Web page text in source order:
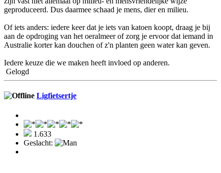
geproduceerd. Dus daarmee schaad je mens, dier en milieu.
Of iets anders: iedere keer dat je iets van katoen koopt, draag je bij
aan de opdroging van het oeralmeer of zorg je ervoor dat iemand in
Australie korter kan douchen of z'n planten geen water kan geven.
Iedere keuze die we maken heeft invloed op anderen.
Gelogd
Ligfietsertje
1.633
Geslacht: